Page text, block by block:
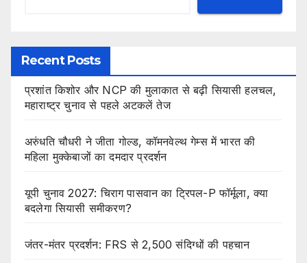
Recent Posts
प्रशांत किशोर और NCP की मुलाकात से बढ़ी सियासी हलचल,
महाराष्ट्र चुनाव से पहले अटकलें तेज
अरुंधति चौधरी ने जीता गोल्ड, कॉमनवेल्थ गेम्स में भारत की
महिला मुक्केबाजों का दमदार प्रदर्शन
यूपी चुनाव 2027: चिराग पासवान का ट्रिपल-P फॉर्मूला, क्या
बदलेगा सियासी समीकरण?
जंतर-मंतर प्रदर्शन: FRS से 2,500 संदिग्धों की पहचान